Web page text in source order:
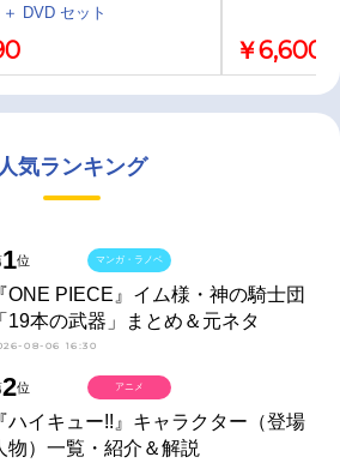
DVD セット
￥6,600
人気ランキング
1位
『ONE PIECE』イム様・神の騎士団
「19本の武器」まとめ＆元ネタ
08-06 16:30
マンガ・ラノベ
2位
『ハイキュー!!』キャラクター（登場
物）一覧・紹介＆解説
アニメ